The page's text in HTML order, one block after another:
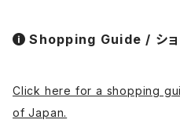
Shopping Guide / ショ
Click here for a shopping
of Japan.